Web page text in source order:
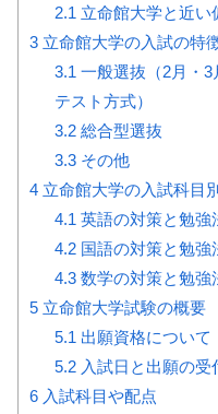
2.1 立命館大学と近い
3 立命館大学の入試の特
3.1 一般選抜（2月・
テスト方式）
3.2総合型選抜
3.3その他
4 立命館大学の入試科目
4.1 英語の対策と勉強
4.2国語の対策と勉強
4.3数学の対策と勉強
5 立命館大学試験の概要
5.1 出願資格について
5.2入試日と出願の受
6 入試科目や配点